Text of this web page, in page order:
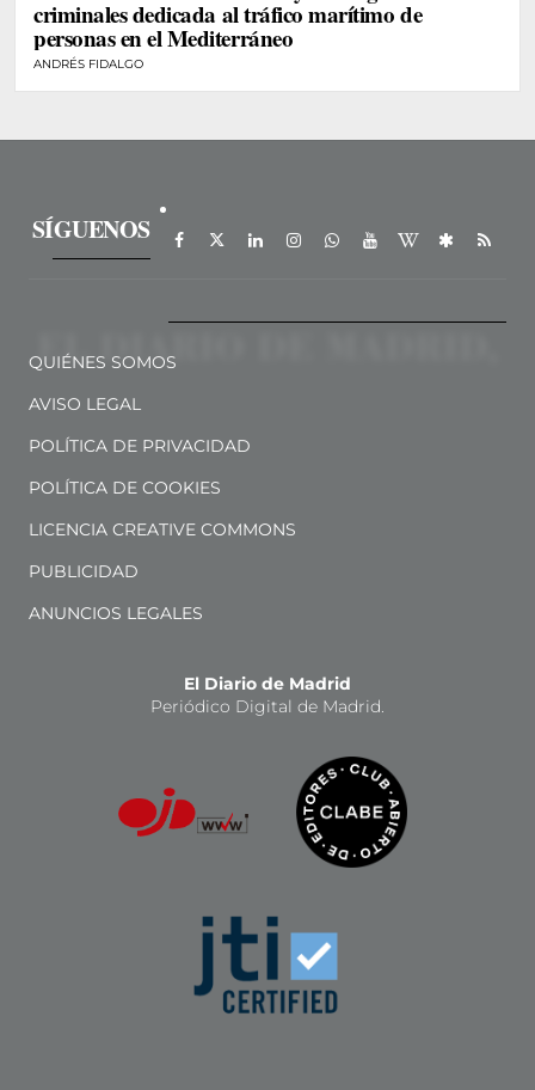
criminales dedicada al tráfico marítimo de
personas en el Mediterráneo
ANDRÉS FIDALGO
SÍGUENOS
QUIÉNES SOMOS
AVISO LEGAL
POLÍTICA DE PRIVACIDAD
POLÍTICA DE COOKIES
LICENCIA CREATIVE COMMONS
PUBLICIDAD
ANUNCIOS LEGALES
El Diario de Madrid
Periódico Digital de Madrid.